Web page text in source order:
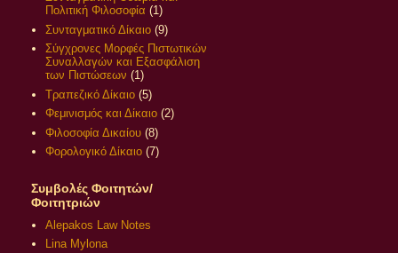
Πολιτική Φιλοσοφία (1)
Συνταγματικό Δίκαιο (9)
Σύγχρονες Μορφές Πιστωτικών
Συναλλαγών και Εξασφάλιση
των Πιστώσεων (1)
Τραπεζικό Δίκαιο (5)
Φεμινισμός και Δίκαιο (2)
Φιλοσοφία Δικαίου (8)
Φορολογικό Δίκαιο (7)
Συμβολές Φοιτητών/
Φοιτητριών
Alepakos Law Notes
Lina Mylona